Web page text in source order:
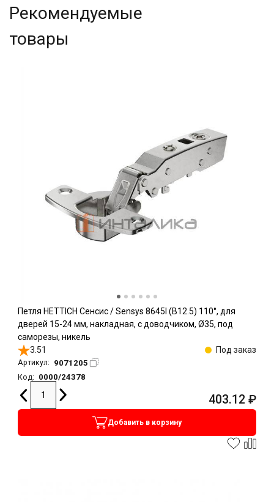
Рекомендуемые
товары
Петля HETTICH Сенсис / Sensys 8645I (B12.5) 110°, для
дверей 15-24 мм, накладная, с доводчиком, Ø35, под
саморезы, никель
3.51
Под заказ
Артикул: 9071205
Код: 0000/24378
403.12 ₽
Добавить в корзину